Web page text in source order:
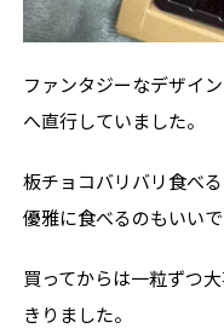
ファンタジーなデザイ
へ直行していました。
板チョコバリバリ食べ
優雅に食べるのもいいで
買ってからは一粒ずつ
きりました。